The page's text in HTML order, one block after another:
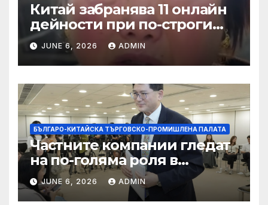
Китай забранява 11 онлайн
дейности при по-строги
правила за ограничаване на
слуховете и
кибернасилниците
JUNE 6, 2026 ADMIN
БЪЛГАРО-КИТАЙСКА ТЪРГОВСКО-ПРОМИШЛЕНА ПАЛАТА
Частните компании гледат
на по-голяма роля в
стратегическата
енергетика
JUNE 6, 2026 ADMIN